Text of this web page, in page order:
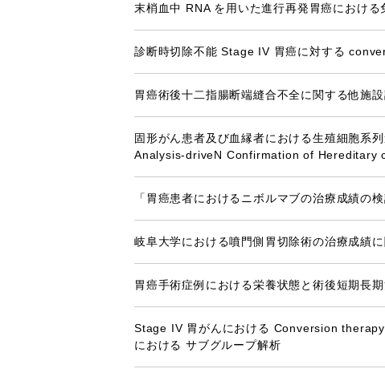
末梢血中 RNA を用いた進行再発胃癌におけ
診断時切除不能 Stage IV 胃癌に対する
胃癌術後十二指腸断端縫合不全に関する他施
固形がん患者及び血縁者における生殖細胞系
Analysis-driveN Confirmation of Hereditary
「胃癌患者におけるニボルマブの治療成績の
岐阜大学における噴門側胃切除術の治療成績
胃癌手術症例における栄養状態と術後短期長
Stage IV 胃がんにおける Conversion
における サブグループ解析